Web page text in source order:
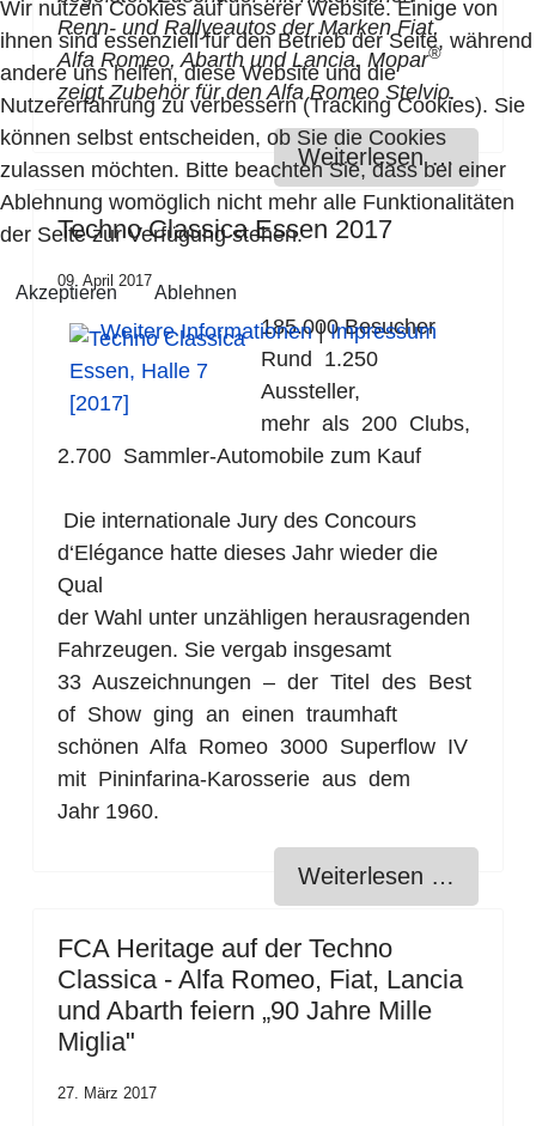
Renn- und Rallyeautos der Marken Fiat,
Alfa Romeo, Abarth und Lancia. Mopar®
zeigt Zubehör für den Alfa Romeo Stelvio.
Weiterlesen …
Techno Classica Essen 2017
09. April 2017
185.000 Besucher
Rund 1.250
Aussteller,
mehr als 200 Clubs,
2.700 Sammler-Automobile zum Kauf
Die internationale Jury des Concours
d‘Elégance hatte dieses Jahr wieder die
Qual
der Wahl unter unzähligen herausragenden
Fahrzeugen. Sie vergab insgesamt
33 Auszeichnungen – der Titel des Best
of Show ging an einen traumhaft
schönen Alfa Romeo 3000 Superflow IV
mit Pininfarina-Karosserie aus dem
Jahr 1960.
Weiterlesen …
FCA Heritage auf der Techno
Classica - Alfa Romeo, Fiat, Lancia
und Abarth feiern „90 Jahre Mille
Miglia"
27. März 2017
Wir nutzen Cookies auf unserer Website. Einige von
ihnen sind essenziell für den Betrieb der Seite, während
andere uns helfen, diese Website und die
Nutzererfahrung zu verbessern (Tracking Cookies). Sie
können selbst entscheiden, ob Sie die Cookies
zulassen möchten. Bitte beachten Sie, dass bei einer
Ablehnung womöglich nicht mehr alle Funktionalitäten
der Seite zur Verfügung stehen.
Akzeptieren Ablehnen
Weitere Informationen|Impressum